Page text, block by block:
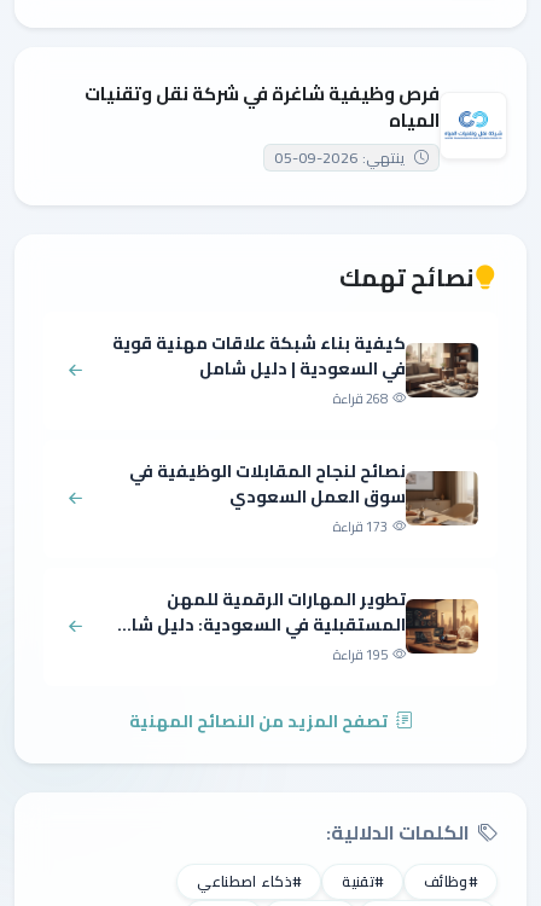
فرص وظيفية شاغرة في شركة نقل وتقنيات
المياه
ينتهي: 2026-09-05
نصائح تهمك
كيفية بناء شبكة علاقات مهنية قوية
في السعودية | دليل شامل
268 قراءة
نصائح لنجاح المقابلات الوظيفية في
سوق العمل السعودي
173 قراءة
تطوير المهارات الرقمية للمهن
المستقبلية في السعودية: دليل شا...
195 قراءة
تصفح المزيد من النصائح المهنية
الكلمات الدلالية:
#وظائف #تقنية
#ذكاء اصطناعي